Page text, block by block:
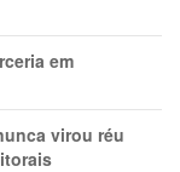
em
virou réu